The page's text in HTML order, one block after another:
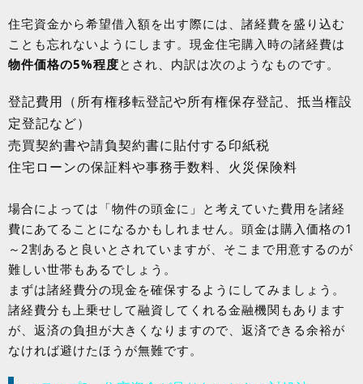
住宅資金から希望借入額を出す際には、諸経費を盛り込む
ことも忘れないようにします。現金住宅購入時の諸経費は
物件価格の5%程度とされ、内訳は次のようなものです。
登記費用（所有権移転登記や所有権保存登記、抵当権設
定登記など）
売買契約書や請負契約書に貼付する印紙税
住宅ローンの保証料や事務手数料、火災保険料
場合によっては「物件の頭金に」と考えていた費用を諸経
費にあてることになるかもしれません。頭金は購入価格の1
～2割あると良いとされていますが、そこまで用意するのが
難しい世帯もあるでしょう。
まずは諸経費分の現金を確保するようにしてみましょう。
諸経費分も上乗せして融資してくれる金融機関もあります
が、返済の負担が大きくなりますので、返済できる余裕が
なければ避けたほうが無難です。